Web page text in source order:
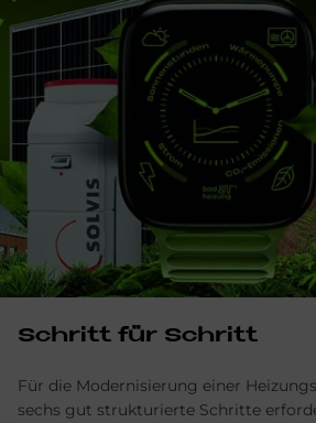
Schritt für Schritt
Für die Modernisierung einer
sechs gut strukturierte Schritte